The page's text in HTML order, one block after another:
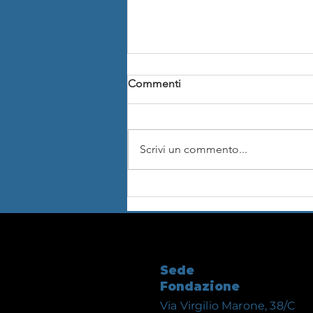
videofonografici della musica
religiosa e tradizionale
ebraica
Commenti
Scrivi un commento...
Sede
Fondazione
Via Virgilio Marone, 38/C